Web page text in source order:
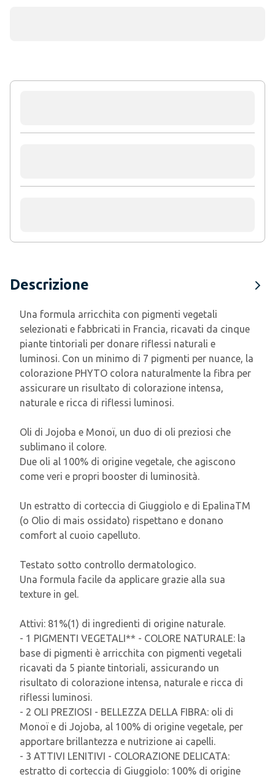
Descrizione
Una formula arricchita con pigmenti vegetali
selezionati e fabbricati in Francia, ricavati da cinque
piante tintoriali per donare riflessi naturali e
luminosi. Con un minimo di 7 pigmenti per nuance, la
colorazione PHYTO colora naturalmente la fibra per
assicurare un risultato di colorazione intensa,
naturale e ricca di riflessi luminosi.
Oli di Jojoba e Monoï, un duo di oli preziosi che
sublimano il colore.
Due oli al 100% di origine vegetale, che agiscono
come veri e propri booster di luminosità.
Un estratto di corteccia di Giuggiolo e di EpalinaTM
(o Olio di mais ossidato) rispettano e donano
comfort al cuoio capelluto.
Testato sotto controllo dermatologico.
Una formula facile da applicare grazie alla sua
texture in gel.
Attivi: 81%(1) di ingredienti di origine naturale.
- 1 PIGMENTI VEGETALI** - COLORE NATURALE: la
base di pigmenti è arricchita con pigmenti vegetali
ricavati da 5 piante tintoriali, assicurando un
risultato di colorazione intensa, naturale e ricca di
riflessi luminosi.
- 2 OLI PREZIOSI - BELLEZZA DELLA FIBRA: oli di
Monoï e di Jojoba, al 100% di origine vegetale, per
apportare brillantezza e nutrizione ai capelli.
- 3 ATTIVI LENITIVI - COLORAZIONE DELICATA:
estratto di corteccia di Giuggiolo: 100% di origine